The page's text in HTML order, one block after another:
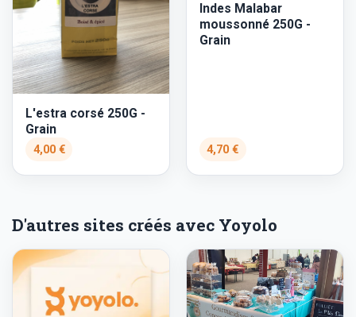
L'estra corsé 250G -
Grain
4,00 €
Indes Malabar
moussonné 250G -
Grain
4,70 €
D'autres sites créés avec Yoyolo